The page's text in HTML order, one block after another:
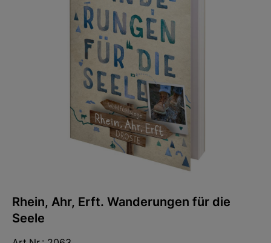
Rhein, Ahr, Erft. Wanderungen für die
Seele